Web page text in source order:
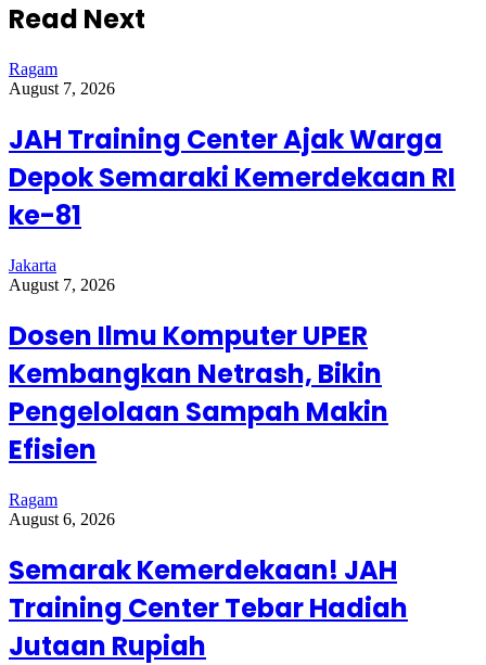
Read Next
Ragam
August 7, 2026
JAH Training Center Ajak Warga
Depok Semaraki Kemerdekaan RI
ke-81
Jakarta
August 7, 2026
Dosen Ilmu Komputer UPER
Kembangkan Netrash, Bikin
Pengelolaan Sampah Makin
Efisien
Ragam
August 6, 2026
Semarak Kemerdekaan! JAH
Training Center Tebar Hadiah
Jutaan Rupiah